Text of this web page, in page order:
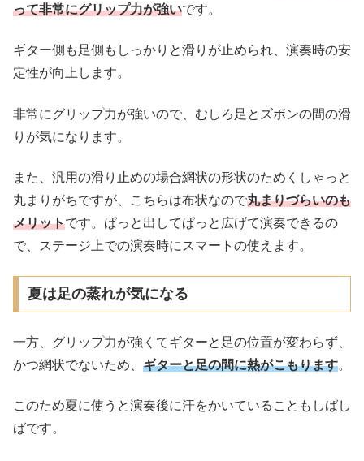
って非常にグリップ力が強いです。
ギター側も足側もしっかりと滑りが止められ、演奏時の安
定性が向上します。
非常にグリップ力が強いので、むしろ足とズボンの間の滑
りが気になります。
また、汎用の滑り止めの場合網状の形状のためくしゃっと
丸まりがちですが、こちらは布状なので丸まりづらいのも
メリットです。ぱっと出してぱっと広げて演奏できるの
で、ステージ上での演奏時にスマートの使えます。
夏は足の蒸れが気になる
一方、グリップ力が強くてギターと足の位置が変わらず、
かつ網状でないため、 ギターと足の間に熱がこもります。
このため夏に使うと演奏後に汗をかいていることもしばし
ばです。